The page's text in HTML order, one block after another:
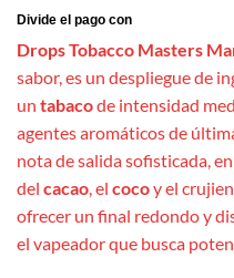
Drops Tobacco Masters
sabor, es un despliegue de
un tabacode intensidad
agentes aromáticos de
nota de salida sofisticada,
del cacao, el cocoy el
ofrecer un final redondo y
el vapeador que busca